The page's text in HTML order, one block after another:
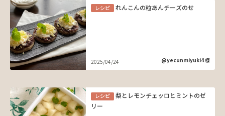
レシピ れんこんの粒あんチーズのせ
2025/04/24 @yecunmiyuki4 様
レシピ
梨とレモンチェッロとミントのゼ
リー